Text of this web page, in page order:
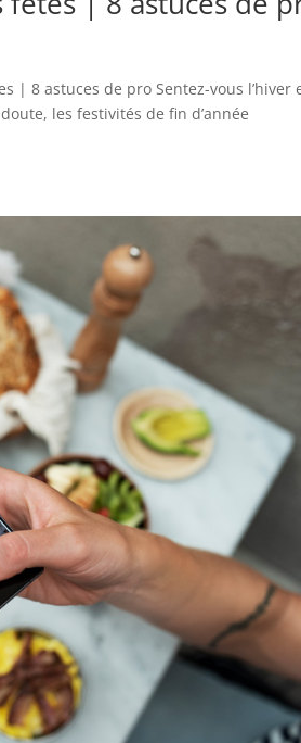
| 8 astuces de pro Sentez-vous l’hiver
les festivités de fin d’année